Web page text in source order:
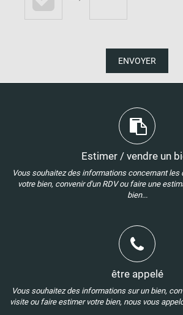
ENVOYER
Estimer / vendre un
Vous souhaitez des informations concernant les
votre bien, convenir d'un RDV ou faire une
bien...
être appelé
Vous souhaitez des informations sur un bien,
visite ou faire estimer votre bien, nous vous